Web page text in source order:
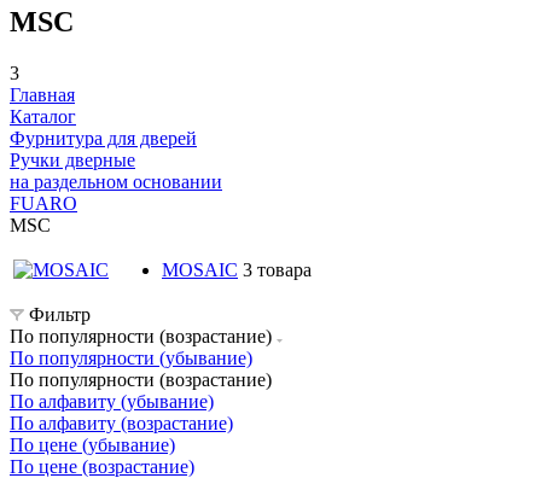
MSC
3
Главная
Каталог
Фурнитура для дверей
Ручки дверные
на раздельном основании
FUARO
MSC
MOSAIC 3 товара
Фильтр
По популярности (возрастание)
По популярности (убывание)
По популярности (возрастание)
По алфавиту (убывание)
По алфавиту (возрастание)
По цене (убывание)
По цене (возрастание)